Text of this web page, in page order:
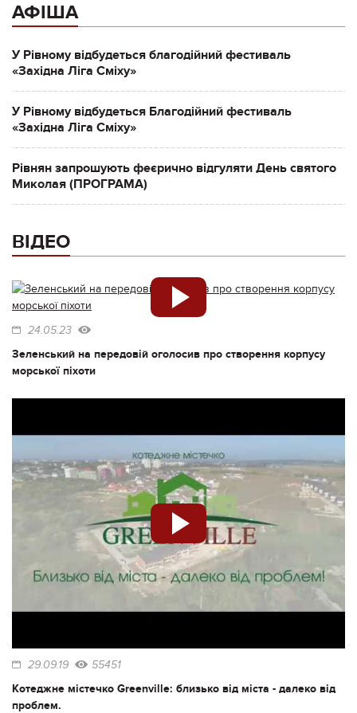
АФІША
У Рівному відбудеться благодійний фестиваль
«Західна Ліга Сміху»
У Рівному відбудеться Благодійний фестиваль
«Західна Ліга Сміху»
Рівнян запрошують феєрично відгуляти День святого
Миколая (ПРОГРАМА)
ВІДЕО
24.05.23
Зеленський на передовій оголосив про створення корпусу
морської піхоти
29.09.19 55451
Котеджне містечко Greenville: близько від міста - далеко від
проблем.